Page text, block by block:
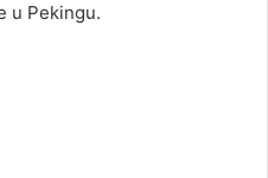
u Pekingu.